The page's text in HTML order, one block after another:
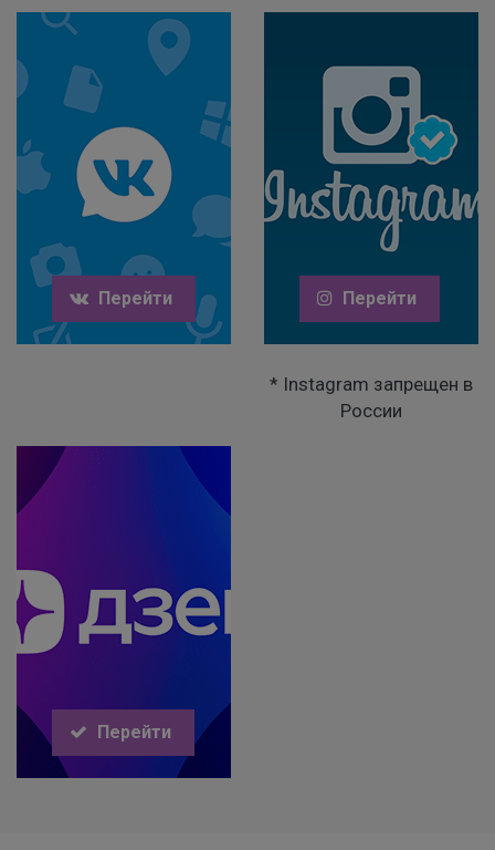
Перейти Перейти
* Instagram запрещен в
России
Перейти